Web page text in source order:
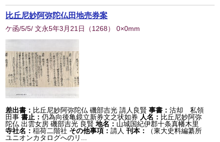
比丘尼妙阿弥陀仏田地売券案
ケ函/5/5/ 文永5年3月21日 （1268） 0×0mm
差出書： 比丘尼妙阿弥陀仏 磯部吉光 請人良賢 事書：沽却 私領
田事書止：仍為向後亀鏡立新券文之状如券 人名： 比丘尼妙阿弥
陀仏 出雲女房 磯部吉光 良賢 地名： 山城国紀伊郡十条真幡木里
寺社名：稲荷二階社 その他事項：請人刊本：
（東大史料編纂所
ユニオンカタログへのリ...